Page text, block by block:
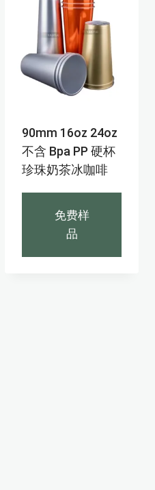
90mm 16oz 24oz
不含 Bpa PP 硬杯
珍珠奶茶冰咖啡
免费样
品